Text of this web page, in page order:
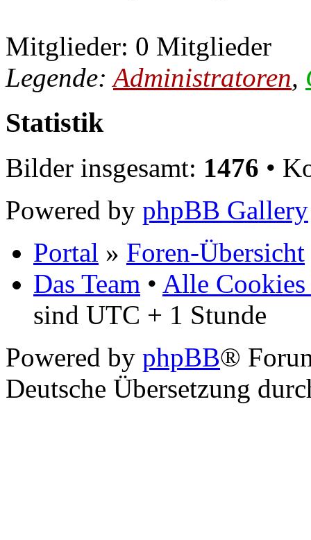
Mitglieder: 0 Mitglieder
Legende:Administratoren,
Statistik
Bilder insgesamt: 1476 •
Powered by phpBB Gallery
Portal » Foren-Übersicht
Das Team • Alle Cookies
sind UTC + 1 Stunde
Powered by phpBB®
Deutsche Übersetzung